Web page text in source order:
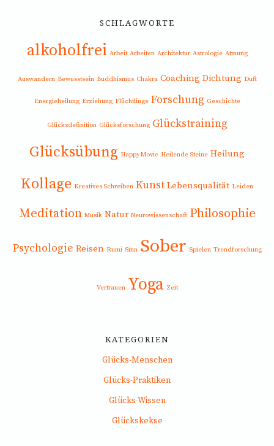
SCHLAGWORTE
alkoholfrei Arbeit Arbeiten Architektur Astrologie Atmung
Auswandern Bewusstsein Buddhismus Chakra Coaching Dichtung Duft
Energieheilung Erziehung Flüchtlinge Forschung Geschichte
Glücksdefinition Glücksforschung Glückstraining
Glücksübung Happy Movie Heilende Steine Heilung
Kollage Kreatives Schreiben Kunst Lebensqualität Leiden
Meditation Musik Natur Neurowissenschaft Philosophie
Psychologie Reisen Rumi Sinn Sober Spielen Trendforschung
Vertrauen Yoga Zeit
KATEGORIEN
Glücks-Menschen
Glücks-Praktiken
Glücks-Wissen
Glückskekse